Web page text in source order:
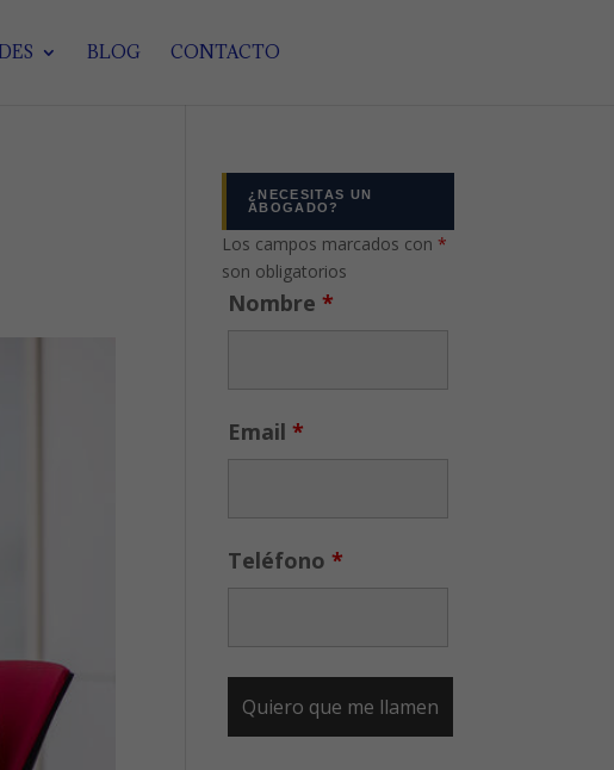
BLOG CONTACTO
¿NECESITAS UN
ABOGADO?
Los campos marcados con*
son obligatorios
Nombre*
Email*
Teléfono*